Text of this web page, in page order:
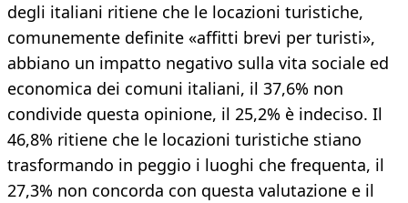
degli italiani ritiene che le locazioni turistiche,
comunemente definite «affitti brevi per turisti»,
abbiano un impatto negativo sulla vita sociale ed
economica dei comuni italiani, il 37,6% non
condivide questa opinione, il 25,2% è indeciso. Il
46,8% ritiene che le locazioni turistiche stiano
trasformando in peggio i luoghi che frequenta, il
27,3% non concorda con questa valutazione e il